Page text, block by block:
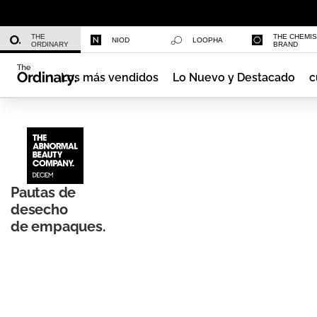
THE
ORDINARY
NIOD LOOPHA
THE
BRAND
Los más vendidos Lo Nuevo y Destacado
Pautas de
desecho
de empaques.
Daily Hydration Bottle